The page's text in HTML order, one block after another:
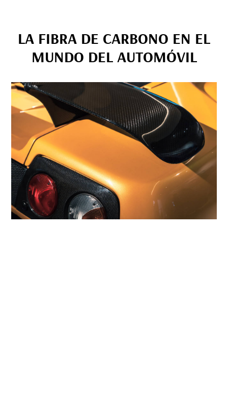
LA FIBRA DE CARBONO EN EL
MUNDO DEL AUTOMÓVIL